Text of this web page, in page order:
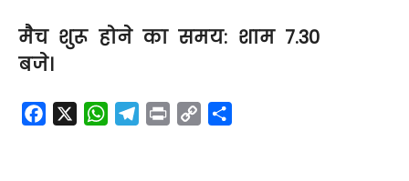
मैच शुरू होने का समय: शाम 7.30
बजे।
W